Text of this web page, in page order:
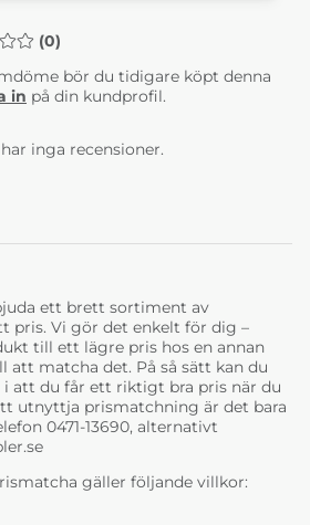
0 AV 5 ANTAL BETYG 0
(0)
bör du tidigare köpt denna
in på din kundprofil.
inga recensioner.
ett brett sortiment av
pris. Vi gör det enkelt för dig –
till ett lägre pris hos en annan
att matcha det. På så sätt kan du
att du får ett riktigt bra pris när du
utnyttja prismatchning är det bara
0471-13690, alternativt
gäller följande villkor: